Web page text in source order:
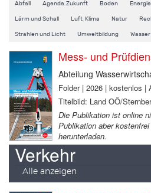
Abfall Agenda.Zukunft Boden Energie
Lärm und Schall Luft, Klima Natur
Strahlen und Licht Umweltbildung Wasser
Mess- und
Abteilung
Folder | 2026 | kostenlos
Titelbild: Land OÖ/
Die Publikation ist online
Publikation aber
herunterladen.
Verkehr
Alle anzeigen